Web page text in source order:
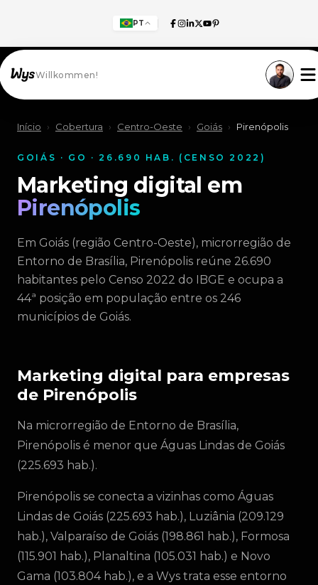
PT
Willkommen!
Início › Cobertura › Centro-Oeste › Goiás › Pirenópolis
GOIÁS · GO · 26.690 HAB. (CENSO 2022)
Marketing digital em
Pirenópolis
Em Goiás (região Centro-Oeste), microrregião de
Entorno de Brasília, Pirenópolis reúne 26.690
habitantes pelo Censo 2022 do IBGE e ocupa a
44ª posição em população entre os 246
municípios de Goiás.
Marketing digital para empresas
de Pirenópolis
Na microrregião de Entorno de Brasília,
Pirenópolis é menor que Águas Lindas de Goiás
(225.693 hab.).
Pirenópolis se conecta a vizinhas como Águas
Lindas de Goiás (225.693 hab.), Luziânia (209.129
hab.), Valparaíso de Goiás (198.861 hab.), Formosa
(115.901 hab.), Planaltina (105.031 hab.) e Novo
Gama (103.804 hab.), e a Wys trata esse entorno